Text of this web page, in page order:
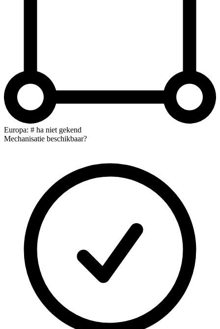
Europa: # ha niet gekend
Mechanisatie beschikbaar?